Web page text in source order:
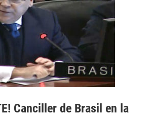
Canciller de Brasil en la